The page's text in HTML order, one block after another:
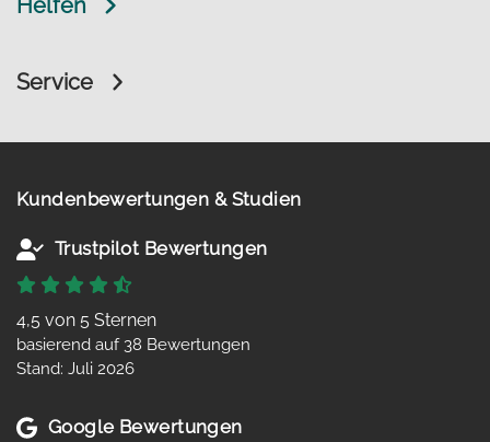
Helfen
Service
Kundenbewertungen & Studien
Trustpilot Bewertungen
4,5 von 5 Sternen
basierend auf 38 Bewertungen
Stand: Juli 2026
Google Bewertungen